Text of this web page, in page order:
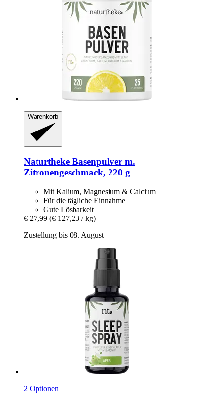
Warenkorb
Naturtheke Basenpulver m.
Zitronengeschmack, 220 g
Mit Kalium, Magnesium & Calcium
Für die tägliche Einnahme
Gute Lösbarkeit
€ 27,99 (€ 127,23 / kg)
Zustellung bis 08. August
2 Optionen